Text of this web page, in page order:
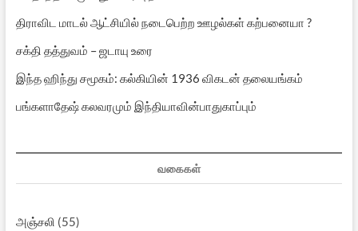
திராவிட மாடல் ஆட்சியில் நடைபெற்ற ஊழல்கள் கற்பனையா ?
சக்தி தத்துவம் – ஜடாயு உரை
இந்த ஹிந்து சமூகம்: கல்கியின் 1936 விகடன் தலையங்கம்
பங்களாதேஷ் கலவரமும் இந்தியாவின்பாதுகாப்பும்
வகைகள்
அஞ்சலி (55)